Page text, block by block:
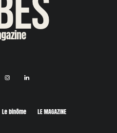
Le binôme LE MAGAZINE